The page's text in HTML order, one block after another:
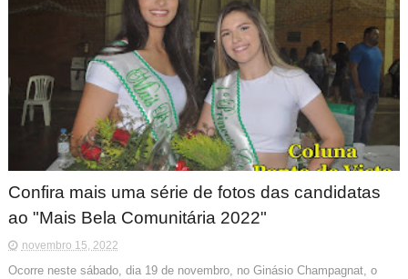
Confira mais uma série de fotos das candidatas
ao "Mais Bela Comunitária 2022"
novembro 15, 2022
Ocorre neste sábado, dia 19 de novembro, no Ginásio Champagnat, o